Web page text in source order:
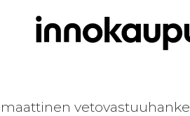
vetovastuuhanke